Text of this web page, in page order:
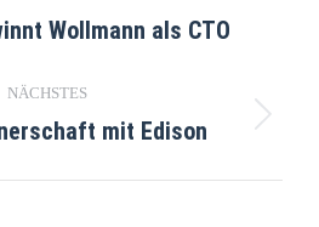
Wollmann als CTO
NÄCHSTES
mit Edison